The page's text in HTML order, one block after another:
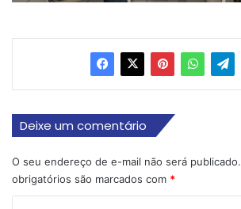
Deixe um comentário
O seu endereço de e-mail não será publicado.
obrigatórios são marcados com *